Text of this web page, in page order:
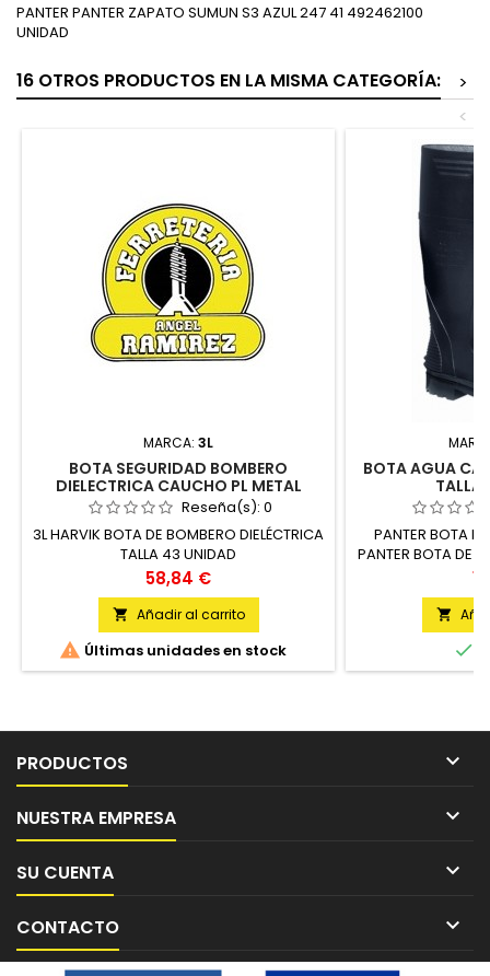
PANTER PANTER ZAPATO SUMUN S3 AZUL 247 41 492462100
UNIDAD
16 OTROS PRODUCTOS EN LA MISMA CATEGORÍA:
>
<
MARCA: 3L
BOTA SEGURIDAD BOMBERO
DIELECTRICA CAUCHO PL METAL
HARVIK TALLA 43
Reseña(s): 0
3L HARVIK BOTA DE BOMBERO DIELÉCTRICA
TALLA 43 UNIDAD
Precio
58,84 €
 Añadir al carrito
 Últimas unidades en stock
BOTA AGUA
TALLA
PANTER BOTA
PANTER BOTA DE
NEGRA ALTA T-


PRODUCTOS 
NUESTRA EMPRESA 
SU CUENTA 
CONTACTO 